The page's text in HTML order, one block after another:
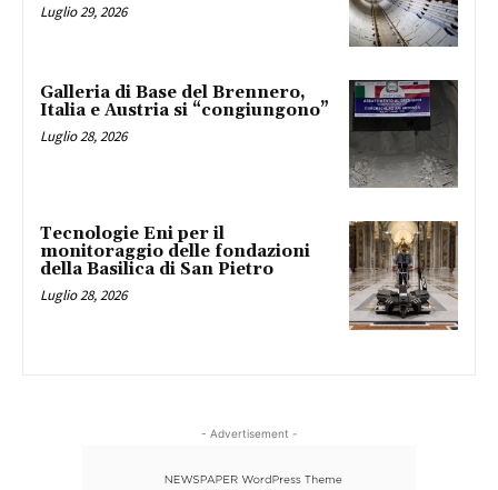
Luglio 29, 2026
Galleria di Base del Brennero,
Italia e Austria si “congiungono”
Luglio 28, 2026
Tecnologie Eni per il
monitoraggio delle fondazioni
della Basilica di San Pietro
Luglio 28, 2026
- Advertisement -